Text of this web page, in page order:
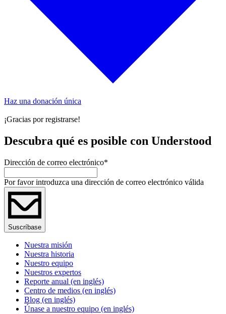
Haz una donación única
¡Gracias por registrarse!
Descubra qué es posible con Understood
Dirección de correo electrónico*
Por favor introduzca una dirección de correo electrónico válida
Suscríbase
Nuestra misión
Nuestra historia
Nuestro equipo
Nuestros expertos
Reporte anual (en inglés)
Centro de medios (en inglés)
Blog (en inglés)
Únase a nuestro equipo (en inglés)